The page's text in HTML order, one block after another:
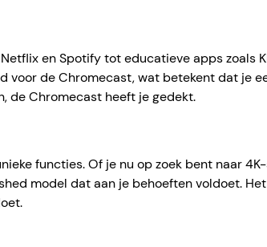
en Spotify tot educatieve apps zoals
voor de Chromecast, wat betekent dat je
de Chromecast heeft je gedekt.
functies. Of je nu op zoek bent naar
model dat aan je behoeften voldoet.